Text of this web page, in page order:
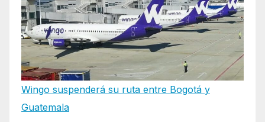
Wingo suspenderá su ruta entre Bogotá y
Guatemala